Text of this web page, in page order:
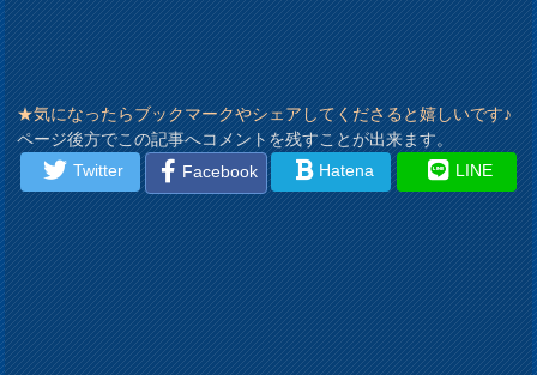
★気になったらブックマークやシェアしてくださると嬉しいです♪
ページ後方でこの記事へコメントを残すことが出来ます。
Twitter
Facebook Hatena LINE